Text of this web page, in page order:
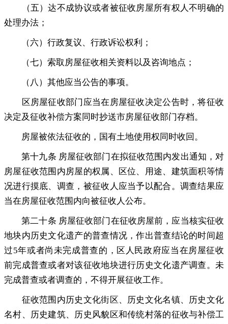
（五）达不成协议或者被征收房屋所有权人不明确的
处理办法 ；
（六）行政复议、行政诉讼权利 ；
（七）索取房屋征收相关资料以及咨询地点 ；
（八）其他应当公告的事项。
区房屋征收部门应当在房屋征收决定公告时 ，将征收
决定及征收补偿方案同时抄送市房屋征收部门存档。
房屋被依法征收的 ， 国有土地使用权同时收回。
第十九条 房屋征收部门在拟征收范围内发出通知 ，对
房屋征收范围内房屋的权属、区位、用途、建筑面积等情
况进行摸底、调查，被征收人应当予以配合。 调查结果应
当在房屋征收范围内向被征收人公布。
第二十条 房屋征收部门在征收房屋前 ， 应当核实征收
地块内历史文化遗产的普查情况，作出普查结论的时间超
过5年或者尚未完成普查的 ， 区人民政府应当在房屋征收
前完成普查或者对该征收地块进行历史文化遗产调查。未
完成普查或者调查的 ， 不得开展征收工作。
征收范围内历史文化街区、历史文化名镇、历史文化
名村、历史建筑、历史风貌区和传统村落的征收与补偿工